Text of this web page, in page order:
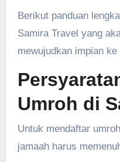
Berikut panduan
Samira Travel yang
mewujudkan impian ke
Umroh di
Untuk mendaftar
jamaah harus